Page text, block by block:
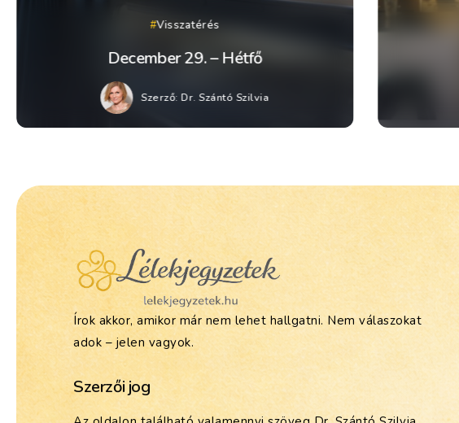
Visszatérés
December 29. – Hétfő
Szerző: Dr. Szántó Szilvia
Írok akkor, amikor már nem lehet hallgatni. Nem válaszokat
adok – jelen vagyok.
Szerzői jog